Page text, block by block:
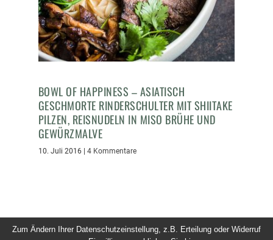
BOWL OF HAPPINESS – ASIATISCH
GESCHMORTE RINDERSCHULTER MIT SHIITAKE
PILZEN, REISNUDELN IN MISO BRÜHE UND
GEWÜRZMALVE
10. Juli 2016 | 4 Kommentare
Zum Ändern Ihrer Datenschutzeinstellung, z.B. Erteilung oder Widerruf